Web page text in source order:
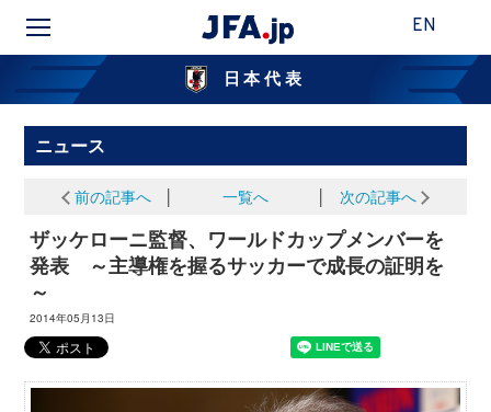
EN
日本代表
ニュース
前の記事へ 一覧へ 次の記事へ
ザッケローニ監督、ワールドカップメンバーを
発表 ～主導権を握るサッカーで成長の証明を
～
2014年05月13日